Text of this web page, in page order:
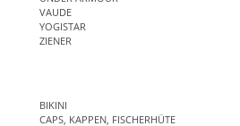
VAUDE
YOGISTAR
ZIENER
BIKINI
CAPS, KAPPEN, FISCHERHÜTE